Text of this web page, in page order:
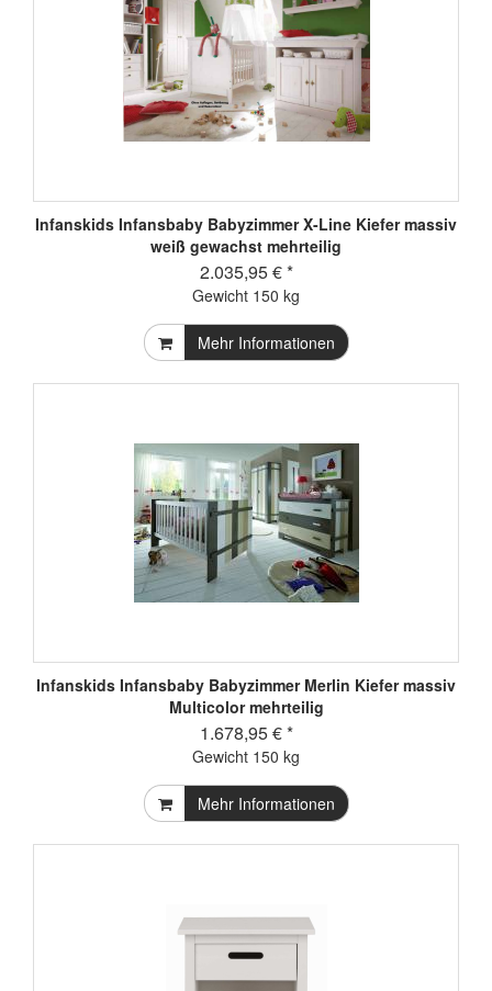
Infanskids Infansbaby Babyzimmer X-Line Kiefer massiv
weiß gewachst mehrteilig
2.035,95 € *
Gewicht 150 kg
Mehr Informationen
Infanskids Infansbaby Babyzimmer Merlin Kiefer massiv
Multicolor mehrteilig
1.678,95 € *
Gewicht 150 kg
Mehr Informationen